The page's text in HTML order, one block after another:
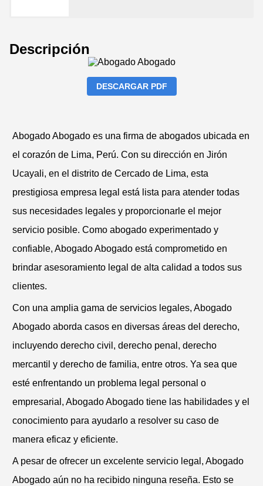
Descripción
DESCARGAR PDF
Abogado Abogado es una firma de abogados ubicada en
el corazón de Lima, Perú. Con su dirección en Jirón
Ucayali, en el distrito de Cercado de Lima, esta
prestigiosa empresa legal está lista para atender todas
sus necesidades legales y proporcionarle el mejor
servicio posible. Como abogado experimentado y
confiable, Abogado Abogado está comprometido en
brindar asesoramiento legal de alta calidad a todos sus
clientes.
Con una amplia gama de servicios legales, Abogado
Abogado aborda casos en diversas áreas del derecho,
incluyendo derecho civil, derecho penal, derecho
mercantil y derecho de familia, entre otros. Ya sea que
esté enfrentando un problema legal personal o
empresarial, Abogado Abogado tiene las habilidades y el
conocimiento para ayudarlo a resolver su caso de
manera eficaz y eficiente.
A pesar de ofrecer un excelente servicio legal, Abogado
Abogado aún no ha recibido ninguna reseña. Esto se